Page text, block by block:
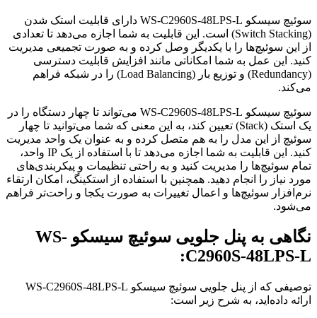
سوئیچ سیسکو WS-C2960S-48LPS-L دارای قابلیت استک شدن
(Switch Stacking) است. این قابلیت به شما اجازه می‌دهد تا تعدادی
از این سوئیچ‌ها را با یکدیگر وصل کرده و به صورت تجمیعی مدیریت
کنید. این عمل به شما امکاناتی مانند افزایش قابلیت دسترسی
(Redundancy) و توزیع بار (Load Balancing) را در شبکه فراهم
می‌کند.
سوئیچ سیسکو WS-C2960S-48LPS-L می‌تواند تا چهار دستگاه را در
یک استک (Stack) تعیین کند، به این معنی که شما می‌توانید تا چهار
سوئیچ از این مدل را به هم متصل کرده و به عنوان یک واحد مدیریت
کنید. این قابلیت به شما اجازه می‌دهد تا با استفاده از یک IP واحد،
تمام سوئیچ‌ها را مدیریت کنید و به راحتی تنظیمات و پیکربندی‌های
مورد نیاز را انجام دهید. همچنین با استفاده از استکینگ، امکان ارتقاء
نرم‌افزار سوئیچ‌ها و اعمال تغییرات به صورت یکجا و راحت‌تر فراهم
می‌شود.
نگاهی به پنل جلویی سوئیچ سیسکو WS-
C2960S-48LPS-L:
توصیفی که از پنل جلویی سوئیچ سیسکو WS-C2960S-48LPS-L
ارائه داده‌اید، به شرح زیر است: